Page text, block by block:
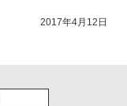
2017年4月12日